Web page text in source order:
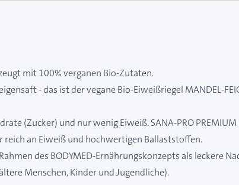
mit 100% verganen Bio-Zutaten.
- das ist der vegane Bio-Eiweißriegel MANDEL-
(Zucker) und nur wenig Eiweiß. SANA-PRO PREMIUM
an Eiweiß und hochwertigen Ballaststoffen.
Rahmen des BODYMED-Ernährungskonzepts als
Menschen, Kinder und Jugendliche).